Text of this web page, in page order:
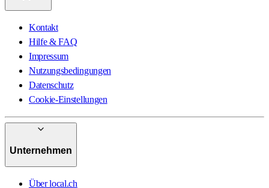
Kontakt
Hilfe & FAQ
Impressum
Nutzungsbedingungen
Datenschutz
Cookie-Einstellungen
Unternehmen
Über local.ch